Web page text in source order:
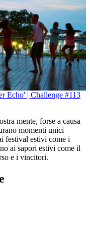
Echo' | Challenge #113
mente, forse a causa
momenti unici
festival estivi come i
ai sapori estivi come il
e i vincitori.